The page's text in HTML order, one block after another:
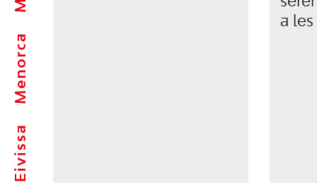
Eivissa
Menorca
a les